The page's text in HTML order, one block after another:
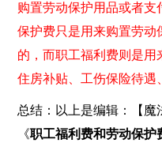
购置劳动保护用品或者支
保护费只是用来购置劳动
的，而职工福利费则是用
住房补贴、工伤保险待遇
总结：以上是编辑：【
《职工福利费和劳动保护